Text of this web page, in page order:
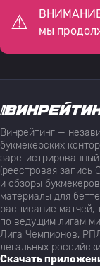
мы
Винрейтинг —
букмекерских
(реестровая
и обзоры
материалы для
расписание матчей,
по ведущим лигам
Лига Чемпионов,
легальных
Скачать